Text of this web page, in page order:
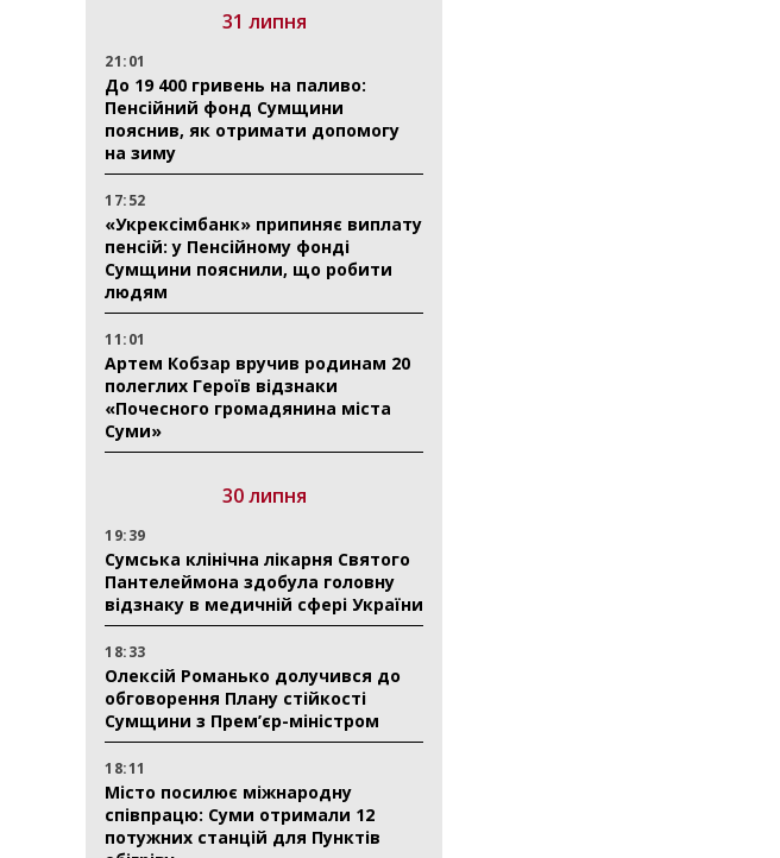
31 липня
21:01
До 19 400 гривень на паливо:
Пенсійний фонд Сумщини
пояснив, як отримати допомогу
на зиму
17:52
«Укрексімбанк» припиняє виплату
пенсій: у Пенсійному фонді
Сумщини пояснили, що робити
людям
11:01
Артем Кобзар вручив родинам 20
полеглих Героїв відзнаки
«Почесного громадянина міста
Суми»
30 липня
19:39
Сумська клінічна лікарня Святого
Пантелеймона здобула головну
відзнаку в медичній сфері України
18:33
Олексій Романько долучився до
обговорення Плану стійкості
Сумщини з Прем’єр-міністром
18:11
Місто посилює міжнародну
співпрацю: Суми отримали 12
потужних станцій для Пунктів